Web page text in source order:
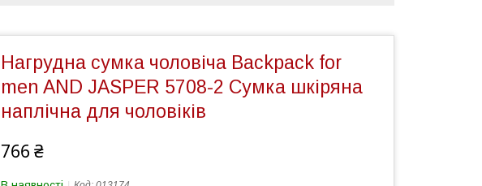
Нагрудна сумка чоловіча Backpack for
men AND JASPER 5708-2 Сумка шкіряна
наплічна для чоловіків
766 ₴